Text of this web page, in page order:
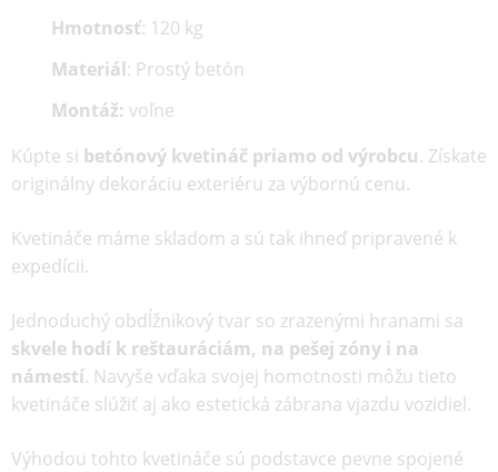
Hmotnosť: 120 kg
Materiál: Prostý betón
Montáž: voľne
Kúpte si betónový kvetináč priamo od výrobcu. Získate
originálny dekoráciu exteriéru za výbornú cenu.
Kvetináče máme skladom a sú tak ihneď pripravené k
expedícii.
Jednoduchý obdĺžnikový tvar so zrazenými hranami sa
skvele hodí k reštauráciám, na pešej zóny i na
námestí. Navyše vďaka svojej homotnosti môžu tieto
kvetináče slúžiť aj ako estetická zábrana vjazdu vozidiel.
Výhodou tohto kvetináče sú podstavce pevne spojené